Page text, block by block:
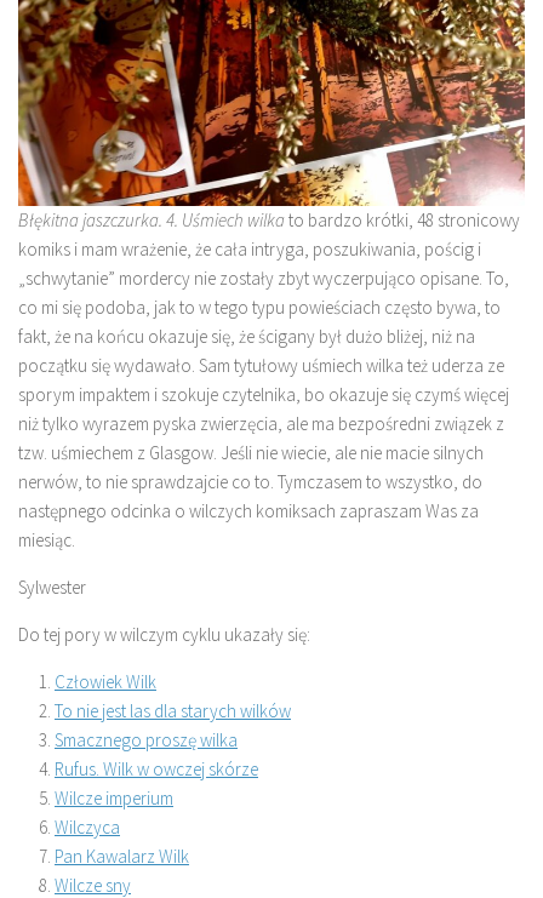
Błękitna jaszczurka. 4. Uśmiech wilkato bardzo krótki, 48 stronicowy
komiks i mam wrażenie, że cała intryga, poszukiwania, pościg i
„schwytanie” mordercy nie zostały zbyt wyczerpująco opisane. To,
co mi się podoba, jak to w tego typu powieściach często bywa, to
fakt, że na końcu okazuje się, że ścigany był dużo bliżej, niż na
początku się wydawało. Sam tytułowy uśmiech wilka też uderza ze
sporym impaktem i szokuje czytelnika, bo okazuje się czymś więcej
niż tylko wyrazem pyska zwierzęcia, ale ma bezpośredni związek z
tzw. uśmiechem z Glasgow. Jeśli nie wiecie, ale nie macie silnych
nerwów, to nie sprawdzajcie co to. Tymczasem to wszystko, do
następnego odcinka o wilczych komiksach zapraszam Was za
miesiąc.
Sylwester
Do tej pory w wilczym cyklu ukazały się:
Człowiek Wilk
To nie jest las dla starych wilków
Smacznego proszę wilka
Rufus. Wilk w owczej skórze
Wilcze imperium
Wilczyca
Pan Kawalarz Wilk
Wilcze sny